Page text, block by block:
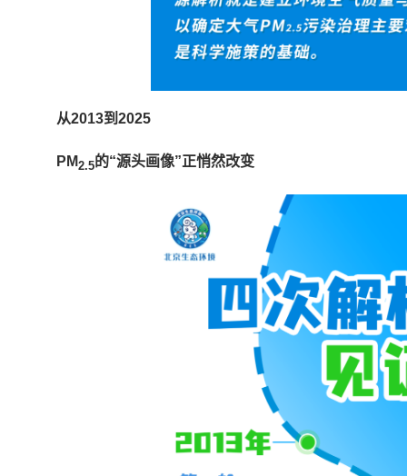
从2013到2025
PM2.5的“源头画像”正悄然改变